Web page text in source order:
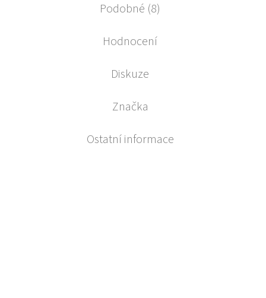
Podobné (8)
Hodnocení
Diskuze
Značka
Ostatní informace